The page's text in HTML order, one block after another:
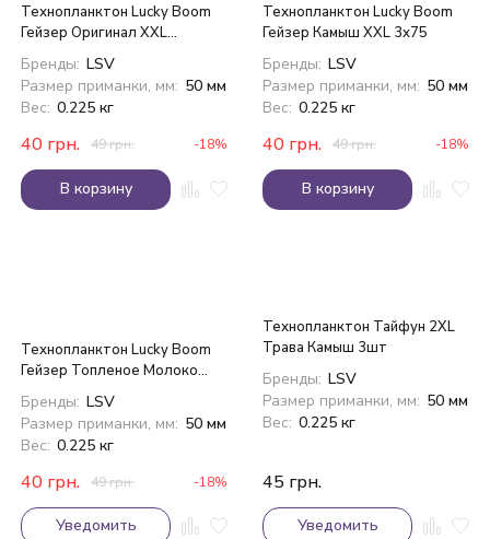
Технопланктон Lucky Boom
Гейзер Оригинал XXL
(Дафния) 3х75
Бренды: LSV
Размер приманки, мм: 50 мм
Вес: 0.225 кг
40 грн. 49грн. -18%
В корзину
Технопланктон Lucky Boom
Гейзер Камыш XXL 3х75
Бренды: LSV
Размер приманки, мм: 50 мм
Вес: 0.225 кг
40 грн. 49грн. -18%
В корзину
Технопланктон Lucky Boom
Гейзер Топленое Молоко
XXL 3х75
Бренды: LSV
Размер приманки, мм: 50 мм
Вес: 0.225 кг
40 грн. 49грн. -18%
Уведомить
Технопланктон Тайфун 2XL
Трава Камыш 3шт
Бренды: LSV
Размер приманки, мм: 50 мм
Вес: 0.225 кг
45 грн.
Уведомить